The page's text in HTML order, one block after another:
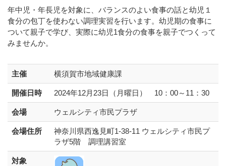
年中児・年長児を対象に、バランスのよい食事の話と幼児１
食分の包丁を使わない調理実習を行います。幼児期の食事に
ついて親子で学び、実際に幼児1食分の食事を親子でつくって
みませんか。
主催 横須賀市地域健康課
開催日時 2024年12月23日（月曜日） 10：00～11：30
会場 ウェルシティ市民プラザ
会場住所
神奈川県西逸見町1-38-11 ウェルシティ市民プ
ラザ5階 調理講習室
対象